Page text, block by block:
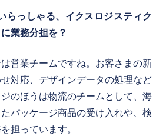
らっしゃる、イクスロジスティク
業務分担を？
営業チームですね。お客さまの新
対応、デザインデータの処理など
のほうは物流のチームとして、海
パッケージ商品の受け入れや、検
担っています。